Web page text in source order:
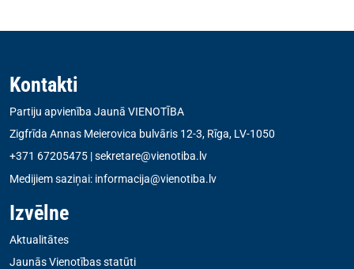
Kontakti
Partiju apvienība Jaunā VIENOTĪBA
Zigfrīda Annas Meierovica bulvāris 12-3, Rīga, LV-1050
+371 67205475 |sekretare@vienotiba.lv
Medijiem saziņai: informacija@vienotiba.lv
Izvēlne
Aktualitātes
Jaunās Vienotības statūti